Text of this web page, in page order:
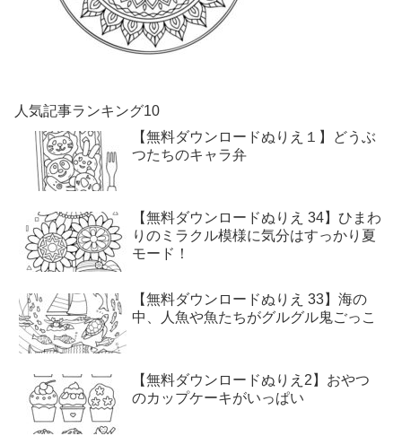
人気記事ランキング10
【無料ダウンロードぬりえ１】どうぶ
つたちのキャラ弁
【無料ダウンロードぬりえ 34】ひまわ
りのミラクル模様に気分はすっかり夏
モード！
【無料ダウンロードぬりえ 33】海の
中、人魚や魚たちがグルグル鬼ごっこ
【無料ダウンロードぬりえ2】おやつ
のカップケーキがいっぱい